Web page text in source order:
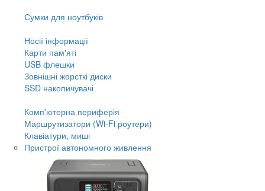
Сумки для ноутбуків
Носії інформації
Карти пам'яті
USB флешки
Зовнішні жорсткі диски
SSD накопичувачі
Комп'ютерна периферія
Маршрутизатори (Wi-Fi роутери)
Клавіатури, миші
Пристрої автономного живлення